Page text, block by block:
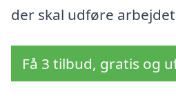
der skal udføre
Få 3 tilbud, gratis og